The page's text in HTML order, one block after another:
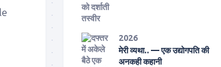
2026
मेरी व्यथा.. — एक उद्योगपति की
अनकही कहानी